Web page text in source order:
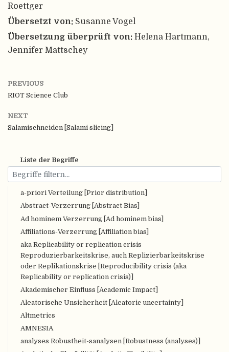
Liste der Begriffe
a-priori Verteilung [Prior distribution]
Abstract-Verzerrung [Abstract Bias]
Ad hominem Verzerrung [Ad hominem bias]
Affiliations-Verzerrung [Affiliation bias]
aka Replicability or replication crisis
Reproduzierbarkeitskrise, auch Replizierbarkeitskrise
oder Replikationskrise [Reproducibility crisis (aka
Replicability or replication crisis)]
Akademischer Einfluss [Academic Impact]
Aleatorische Unsicherheit [Aleatoric uncertainty]
Altmetrics
AMNESIA
analyses Robustheit-sanalysen [Robustness (analyses)]
Roettger
Übersetzt von: Susanne Vogel
Übersetzung überprüft von: Helena Hartmann,
Jennifer Mattschey
PREVIOUS
RIOT Science Club
NEXT
Salamischneiden [Salami slicing]